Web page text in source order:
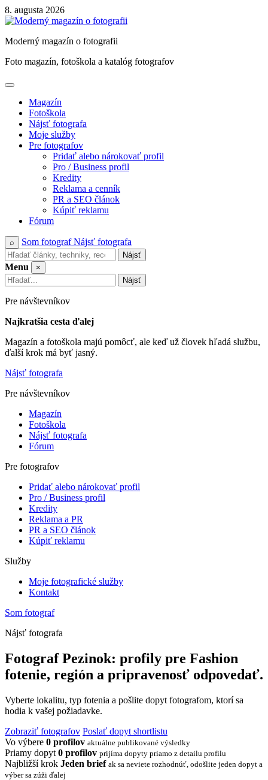
Skip
to
8. augusta 2026
Moderný magazín o fotografii
Foto magazín, fotoškola a katalóg fotografov
Magazín
Fotoškola
Nájsť fotografa
Moje služby
Pre fotografov
Pridať alebo nárokovať profil
Pro / Business profil
Kredity
Reklama a cenník
PR a SEO článok
Kúpiť reklamu
Fórum
⌕ Som fotografNájsť fotografa
Nájsť
Menu
×
Nájsť
Pre návštevníkov
Najkratšia cesta ďalej
Magazín a fotoškola majú pomôcť, ale keď už človek hľadá službu,
ďalší krok má byť jasný.
Nájsť fotografa
Pre návštevníkov
Magazín
Fotoškola
Nájsť fotografa
Fórum
Pre fotografov
Pridať alebo nárokovať profil
Pro / Business profil
Kredity
Reklama a PR
PR a SEO článok
Kúpiť reklamu
Služby
Moje fotografické služby
Kontakt
Som fotograf
Nájsť fotografa
Fotograf Pezinok: profily pre Fashion
fotenie, región a pripravenosť odpovedať.
Vyberte lokalitu, typ fotenia a pošlite dopyt fotografom, ktorí sa
hodia k vašej požiadavke.
Zobraziť fotografov Poslať dopyt shortlistu
Vo výbere 0 profilov aktuálne publikované výsledky
Priamy dopyt 0 profilov prijíma dopyty priamo z detailu profilu
Najbližší krok Jeden brief ak sa neviete rozhodnúť, odošlite jeden dopyt a
výber sa zúži ďalej